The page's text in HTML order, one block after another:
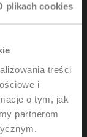
plikach cookies
treści
i
o tym, jak
partnerom
V, 150 s,